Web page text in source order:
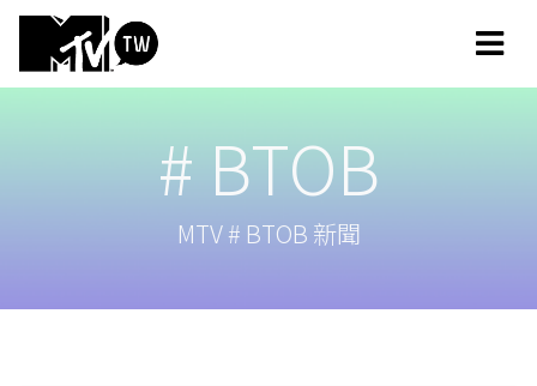
# BTOB
MTV # BTOB 新聞